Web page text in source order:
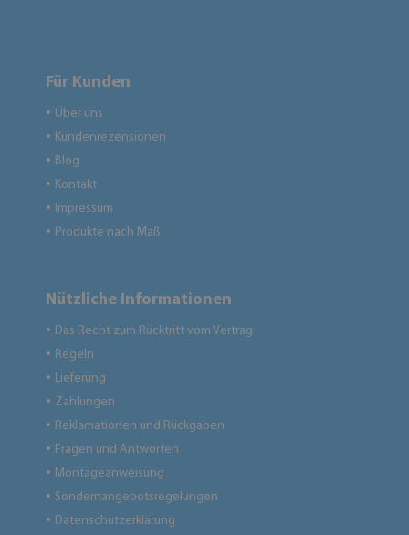
Für Kunden
● Über uns
● Kundenrezensionen
● Blog
● Kontakt
● Impressum
● Produkte nach Maß
Nützliche Informationen
● Das Recht zum Rücktritt vom Vertrag
● Regeln
● Lieferung
● Zahlungen
● Reklamationen und Rückgaben
● Fragen und Antworten
● Montageanweisung
● Sondernangebotsregelungen
● Datenschutzerklärung